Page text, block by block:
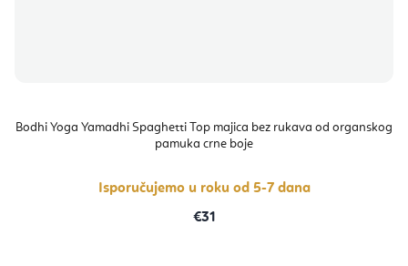
Bodhi Yoga Yamadhi Spaghetti Top majica bez rukava od organskog
pamuka crne boje
Isporučujemo u roku od 5-7 dana
€31